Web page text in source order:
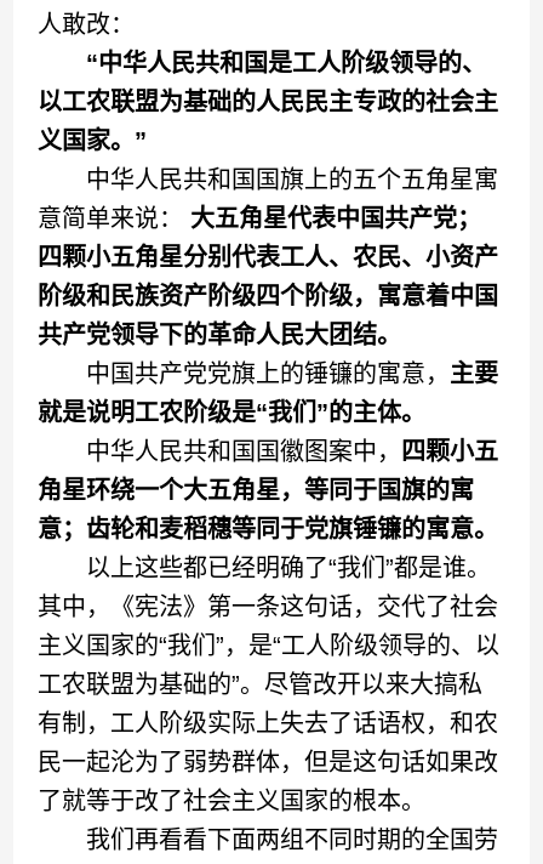
人敢改：
“中华人民共和国是工人阶级领导的、
以工农联盟为基础的人民民主专政的社会主
义国家。”
中华人民共和国国旗上的五个五角星寓
意简单来说： 大五角星代表中国共产党；
四颗小五角星分别代表工人、农民、小资产
阶级和民族资产阶级四个阶级，寓意着中国
共产党领导下的革命人民大团结。
中国共产党党旗上的锤镰的寓意， 主要
就是说明工农阶级是“我们”的主体。
中华人民共和国国徽图案中，
四颗小五
角星环绕一个大五角星，等同于国旗的寓
意；齿轮和麦稻穗等同于党旗锤镰的寓意。
以上这些都已经明确了“我们”都是谁。
其中，《宪法》第一条这句话，交代了社会
主义国家的“我们”，是“工人阶级领导的、以
工农联盟为基础的”。尽管改开以来大搞私
有制，工人阶级实际上失去了话语权，和农
民一起沦为了弱势群体，但是这句话如果改
了就等于改了社会主义国家的根本。
我们再看看下面两组不同时期的全国劳